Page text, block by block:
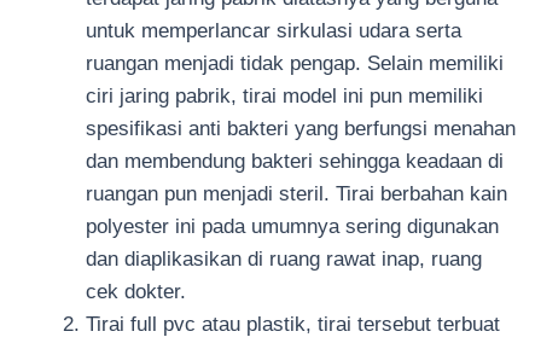
untuk memperlancar sirkulasi udara serta
ruangan menjadi tidak pengap. Selain memiliki
ciri jaring pabrik, tirai model ini pun memiliki
spesifikasi anti bakteri yang berfungsi menahan
dan membendung bakteri sehingga keadaan di
ruangan pun menjadi steril. Tirai berbahan kain
polyester ini pada umumnya sering digunakan
dan diaplikasikan di ruang rawat inap, ruang
cek dokter.
Tirai full pvc atau plastik, tirai tersebut terbuat